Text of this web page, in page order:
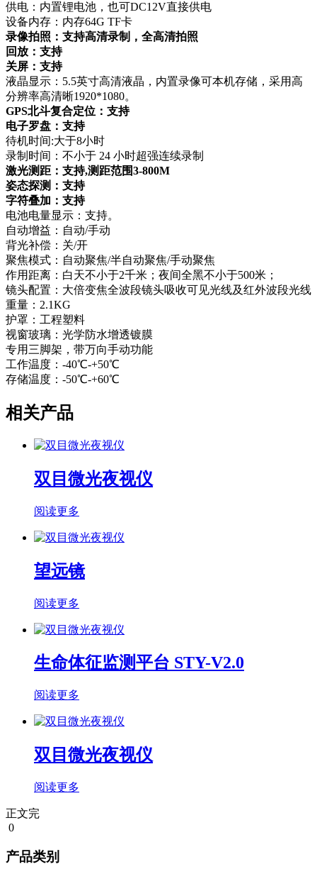
供电：内置锂电池，也可DC12V直接供电
设备内存：内存64G TF卡
录像拍照：支持高清录制，全高清拍照
回放：支持
关屏：支持
液晶显示：5.5英寸高清液晶，内置录像可本机存储，采用高
分辨率高清晰1920*1080。
GPS北斗复合定位：支持
电子罗盘：支持
待机时间:大于8小时
录制时间：不小于 24 小时超强连续录制
激光测距：支持,测距范围3-800M
姿态探测：支持
字符叠加：支持
电池电量显示：支持。
自动增益：自动/手动
背光补偿：关/开
聚焦模式：自动聚焦/半自动聚焦/手动聚焦
作用距离：白天不小于2千米；夜间全黑不小于500米；
镜头配置：大倍变焦全波段镜头吸收可见光线及红外波段光线
重量：2.1KG
护罩：工程塑料
视窗玻璃：光学防水增透镀膜
专用三脚架，带万向手动功能
工作温度：-40℃-+50℃
存储温度：-50℃-+60℃
相关产品
双目微光夜视仪
阅读更多
望远镜
阅读更多
生命体征监测平台 STY-V2.0
阅读更多
双目微光夜视仪
阅读更多
正文完
0
产品类别